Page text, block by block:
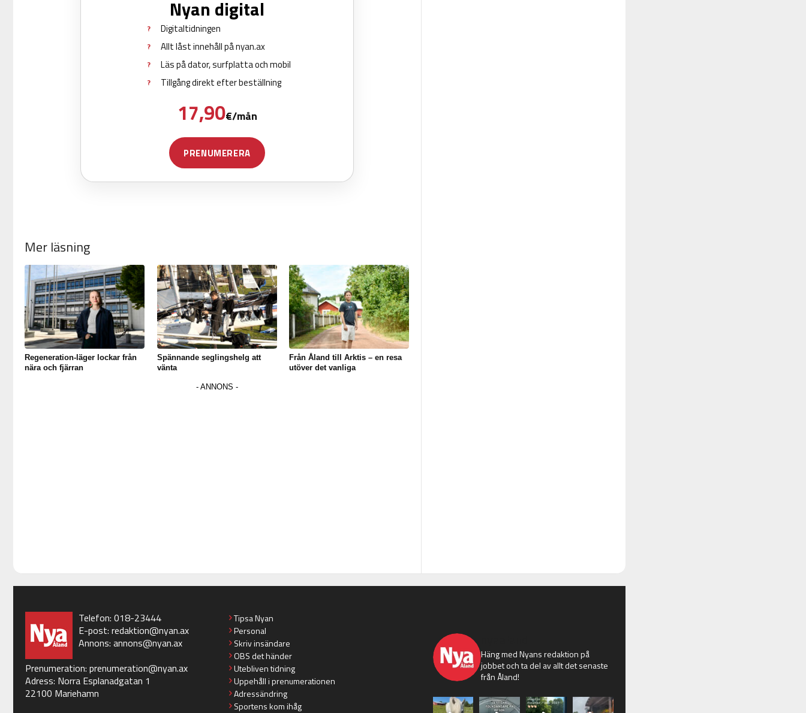
Mer läsning
Regeneration-läger lockar från
nära och fjärran
Spännande seglingshelg att
vänta
Från Åland till Arktis – en resa
utöver det vanliga
Telefon: 018-23444
E-post: redaktion@nyan.ax
Annons: annons@nyan.ax
Prenumeration: prenumeration@nyan.ax
Adress: Norra Esplanadgatan 1
22100 Mariehamn
Tipsa Nyan
Personal
Skriv insändare
OBS det händer
Utebliven tidning
Uppehåll i prenumerationen
Adressändring
Sportens kom ihåg
Häng med Nyans redaktion på
jobbet och ta del av allt det senaste
från Åland!